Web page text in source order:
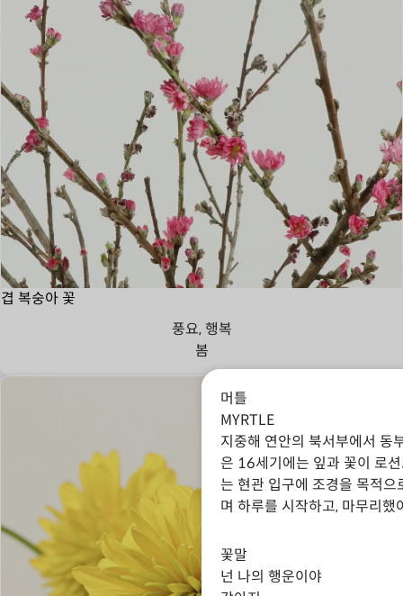
겹 복숭아 꽃
풍요, 행복
봄
머틀
MYRTLE
지중해 연안의 북서부에서 동
은 16세기에는 잎과 꽃이 로
는 현관 입구에 조경을 목적
며 하루를 시작하고, 마무리했
꽃말
넌 나의 행운이야